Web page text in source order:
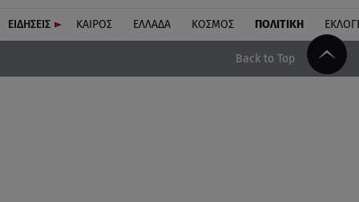
ΕΙΔΗΣΕΙΣ ΚΑΙΡΟΣ ΕΛΛΑΔΑ ΚΟΣΜΟΣ ΠΟΛΙΤΙΚΗ
Back to Top